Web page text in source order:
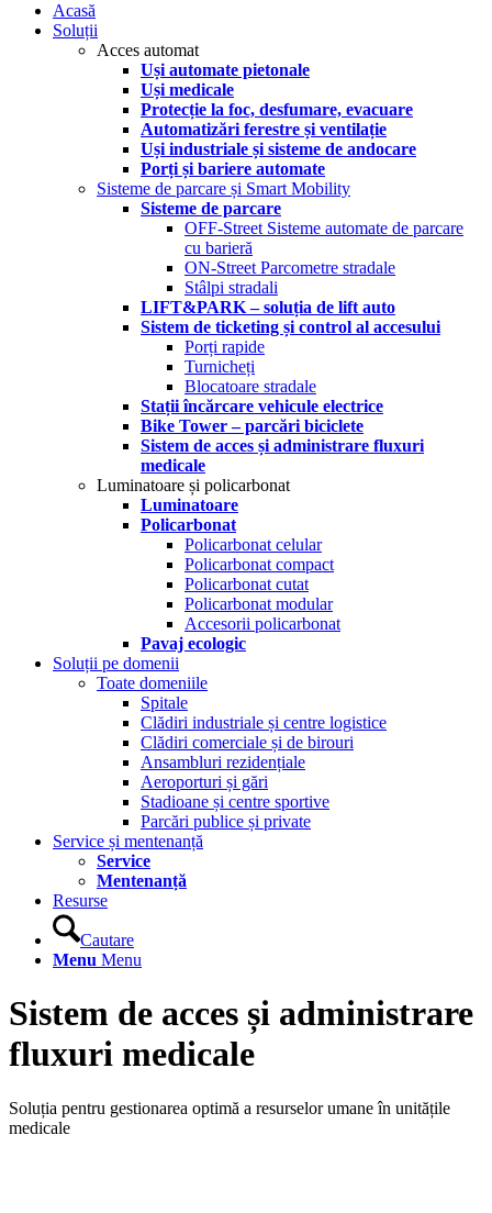
Acasă
Soluții
Acces automat
Uși automate pietonale
Uși medicale
Protecție la foc, desfumare, evacuare
Automatizări ferestre și ventilație
Uși industriale și sisteme de andocare
Porți și bariere automate
Sisteme de parcare și Smart Mobility
Sisteme de parcare
OFF-Street Sisteme automate de parcare
cu barieră
ON-Street Parcometre stradale
Stâlpi stradali
LIFT&PARK – soluția de lift auto
Sistem de ticketing și control al accesului
Porți rapide
Turnicheți
Blocatoare stradale
Stații încărcare vehicule electrice
Bike Tower – parcări biciclete
Sistem de acces și administrare fluxuri
medicale
Luminatoare și policarbonat
Luminatoare
Policarbonat
Policarbonat celular
Policarbonat compact
Policarbonat cutat
Policarbonat modular
Accesorii policarbonat
Pavaj ecologic
Soluții pe domenii
Toate domeniile
Spitale
Clădiri industriale și centre logistice
Clădiri comerciale și de birouri
Ansambluri rezidențiale
Aeroporturi și gări
Stadioane și centre sportive
Parcări publice și private
Service și mentenanță
Service
Mentenanță
Resurse
Cautare
Menu Menu
Sistem de acces și administrare
fluxuri medicale
Soluția pentru gestionarea optimă a resurselor umane în unitățile
medicale